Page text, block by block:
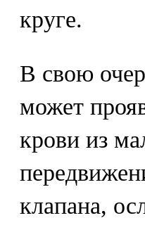
круге.
В свою
может
крови из
клапана,